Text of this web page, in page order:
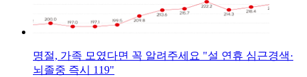
명절, 가족 모였다면 꼭 알려주세요 "설 연휴 심근경색·
뇌졸중 즉시 119"